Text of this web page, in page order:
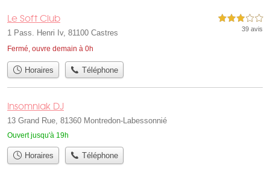
Le Soft Club
1 Pass. Henri Iv, 81100 Castres
Fermé, ouvre demain à 0h
3,0 étoiles sur 5
39 avis
Horaires Téléphone
Insomniak DJ
13 Grand Rue, 81360 Montredon-Labessonnié
Ouvert jusqu'à 19h
Horaires Téléphone